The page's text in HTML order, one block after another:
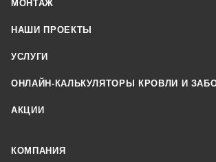
МОНТАЖ
НАШИ ПРОЕКТЫ
УСЛУГИ
ОНЛАЙН-КАЛЬКУЛЯТОРЫ КРОВЛИ И
АКЦИИ
КОМПАНИЯ